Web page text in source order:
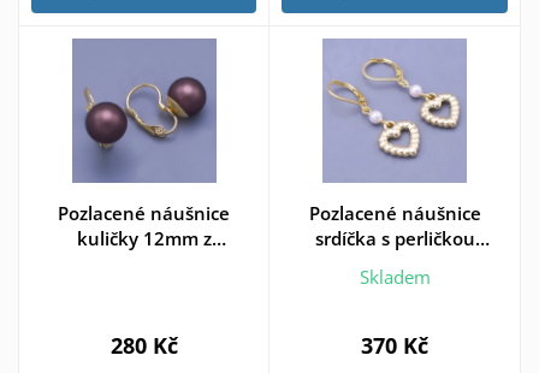
Pozlacené náušnice
kuličky 12mm z
280 Kč
Pozlacené náušnice
srdíčka s perličkou
Swarovski
Skladem
370 Kč